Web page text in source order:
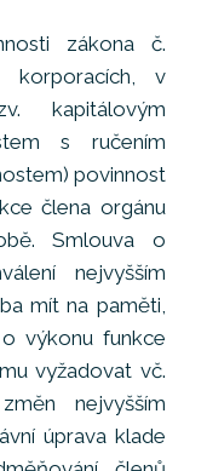
zákona č.
korporacích, v
kapitálovým
s ručením
povinnost
člena orgánu
Smlouva o
nejvyšším
mít na paměti,
výkonu funkce
vyžadovat vč.
nejvyšším
úprava klade